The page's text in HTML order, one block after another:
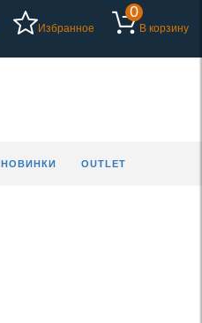
Избранное
0
В корзину
НОВИНКИ OUTLET